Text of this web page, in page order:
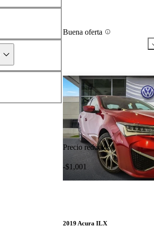
Buena oferta
Precio reducido
-$1,001
2019 Acura ILX